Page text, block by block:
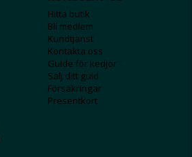
Hitta butik
Bli medlem
Kundtjänst
Kontakta oss
Guide för kedjor
Sälj ditt guld
Försäkringar
Presentkort